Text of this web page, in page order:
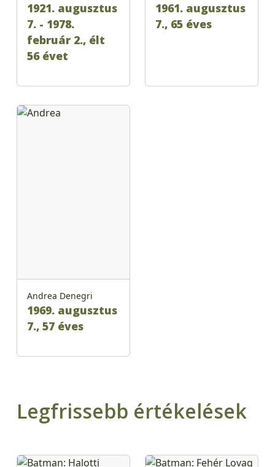
1921. augusztus
7. - 1978.
február 2., élt
56 évet
1961. augusztus
7., 65 éves
Andrea Denegri
1969. augusztus
7., 57 éves
Legfrissebb értékelések